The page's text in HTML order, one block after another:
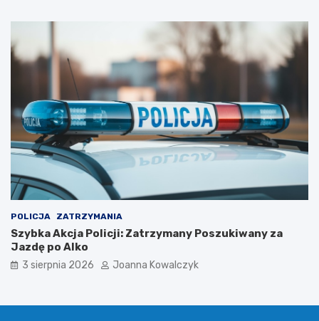
POLICJA ZATRZYMANIA
Szybka Akcja Policji: Zatrzymany Poszukiwany za
Jazdę po Alko
3 sierpnia 2026 Joanna Kowalczyk